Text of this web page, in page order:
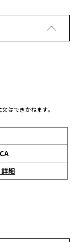
はできかねます。
細